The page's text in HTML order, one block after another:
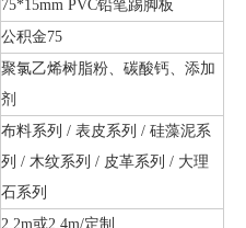
75*15mm PVC铅笔踢脚板
公积金75
聚氯乙烯树脂粉、碳酸钙、添加
剂
布料系列 / 表皮系列 / 硅藻泥系
列 / 木纹系列 / 皮革系列 / 大理
石系列
2.2m或2.4m/定制